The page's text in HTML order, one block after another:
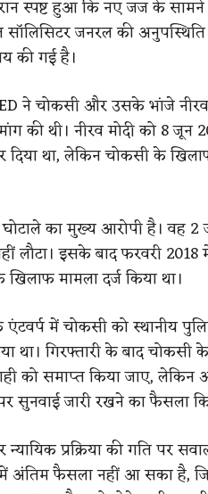
स्पष्ट हुआ कि नए जज के
सॉलिसिटर जनरल की
की गई है।
ने चोकसी और उसके भांजे नीरव
की थी। नीरव मोदी को 8
दिया था, लेकिन चोकसी के
का मुख्य आरोपी है। वह 2
इसके बाद फरवरी 2018
मामला दर्ज किया था।
में चोकसी को स्थानीय
था। गिरफ्तारी के बाद चोकसी
को समाप्त किया जाए,
सुनवाई जारी रखने का फैसला
न्यायिक प्रक्रिया की गति पर
अंतिम फैसला नहीं आ सका है,